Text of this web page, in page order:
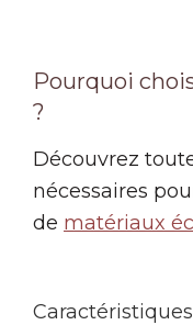
Pourquoi
?
Découvrez
nécessaires
de matériaux